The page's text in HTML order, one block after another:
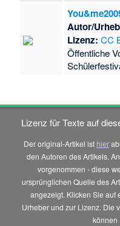
Autor/
Lizenz: CC
Öffentliche
Lizenz für Texte auf
Der original-Artikel ist hier
den Autoren des Artikels.
vorgenommen - diese
ursprünglichen Quelle des
angezeigt. Klicken Sie auf
Urheber und zur Lizenz. Die
können